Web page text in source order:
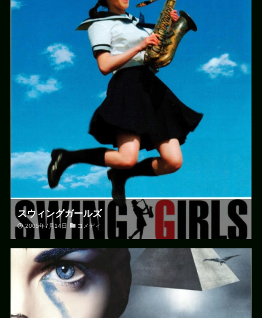
スウィングガールズ
2005年7月14日 コメディ